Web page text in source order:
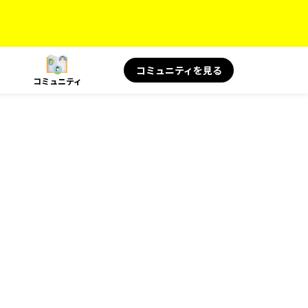
コミュニティ
コミュニティを見る